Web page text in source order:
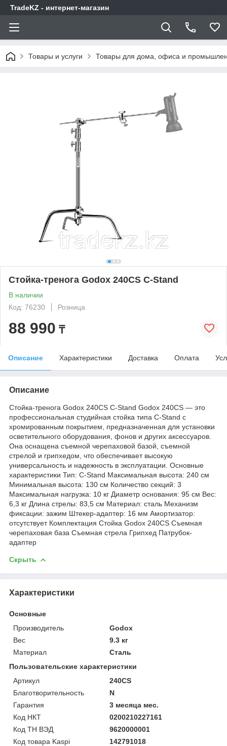
TradeKZ - интернет-магазин
Товары и услуги Товары для дома, офиса и
Стойка-тренога Godox 240CS C-Stand
В наличии
Код: 76230
Розница
88 990 ₸
Описание Характеристики Доставка Оплата
Описание
Стойка-тренога Godox 240CS C-Stand Godox 240CS — это
профессиональная студийная стойка типа C-Stand с
хромированным покрытием, предназначенная для установки
осветительного оборудования, фонов и других аксессуаров.
Она оснащена съемной черепаховой базой, съемной
стрелой и грипхедом, что обеспечивает высокую
универсальность и надежность в эксплуатации. Основные
характеристики Тип: C-Stand Максимальная высота: 240 см
Минимальная высота: 130 см Количество секций: 3
Максимальная нагрузка: 10 кг Диаметр основания: 95 см Вес:
6,3 кг Длина стрелы: 83,5 см Материал: сталь Механизм
фиксации: зажим Штекер-адаптер: 16 мм Амортизатор:
отсутствует Комплектация Стойка Godox 240CS Съемная
черепаховая база Съемная стрела Грипхед Патрубок-
адаптер
Скрыть
Характеристики
Основные
Производитель
Godox
Вес
9.3 кг
Материал
Сталь
Пользовательские характеристики
Артикул
240CS
Благотворительность
N
Гарантия
3 месяца мес.
Код НКТ
0200210227161
Код ТН ВЭД
9620000001
Код товара Kaspi
142791018